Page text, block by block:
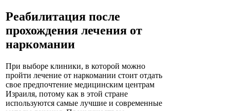
Реабилитация после
прохождения лечения от
наркомании
При выборе клиники, в которой можно
пройти лечение от наркомании стоит отдать
свое предпочтение медицинским центрам
Израиля, потому как в этой стране
используются самые лучшие и современные